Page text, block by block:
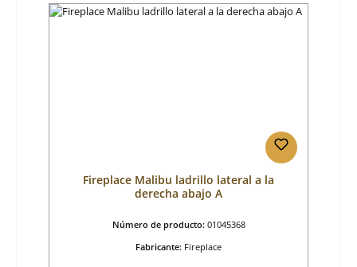
Fireplace Malibu ladrillo lateral a la
derecha abajo A
Número de producto: 01045368
Fabricante: Fireplace